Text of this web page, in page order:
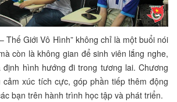
Thế Giới Vô Hình” không chỉ là một buổi nói
còn là không gian để sinh viên lắng nghe,
hình hướng đi trong tương lai. Chương
xúc tích cực, góp phần tiếp thêm động
bạn trên hành trình học tập và phát triển.